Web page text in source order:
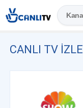
CANLI TV IZLE